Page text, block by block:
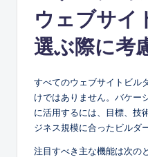
ウェブサイ
選ぶ際に考
すべてのウェブサイトビル
けではありません。バケー
に活用するには、目標、技
ジネス規模に合ったビルダ
注目すべき主な機能は次の